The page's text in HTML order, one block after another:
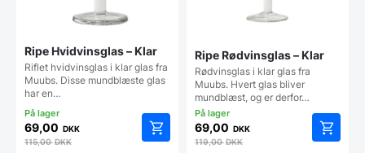
Ripe Hvidvinsglas – Klar
Riflet hvidvinsglas i klar glas fra
Muubs. Disse mundblæste glas
har en…
69,00 DKK
115,00DKK
Ripe Rødvinsglas – Klar
Rødvinsglas i klar glas fra
Muubs. Hvert glas bliver
mundblæst, og er derfor…
69,00 DKK
119,00DKK